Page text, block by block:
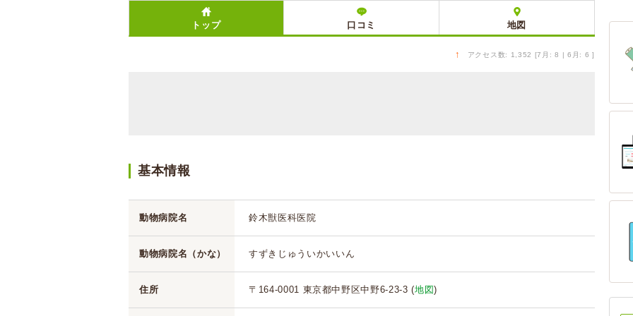
トップ 口コミ 地図
↑ アクセス数: 1,352 [7月: 8 | 6月: 6 ]
基本情報
動物病院名 鈴木獣医科医院
動物病院名（かな） すずきじゅういかいいん
住所 〒164-0001 東京都中野区中野6-23-3 (地図)